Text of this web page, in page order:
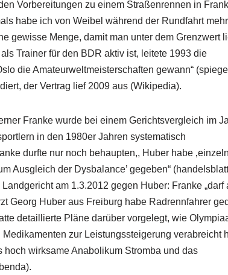
Vorbereitungen zu einem Straßenrennen in
habe ich von Weibel während der Rundfahrt
gewisse Menge, damit man unter dem Grenzwert
Trainer für den BDR aktiv ist, leitete 1993 die
die Amateurweltmeisterschaften gewann“
der Vertrag lief 2009 aus (Wikipedia).
Franke wurde bei einem Gerichtsvergleich im
in den 1980er Jahren systematisch
durfte nur noch behaupten,, Huber habe
Ausgleich der Dysbalance’ gegeben“
am 1.3.2012 gegen Huber: Franke „darf
Georg Huber aus Freiburg habe Radrennfahrer
detaillierte Pläne darüber vorgelegt, wie
zur Leistungssteigerung verabreicht
wirksame Anabolikum Stromba und das